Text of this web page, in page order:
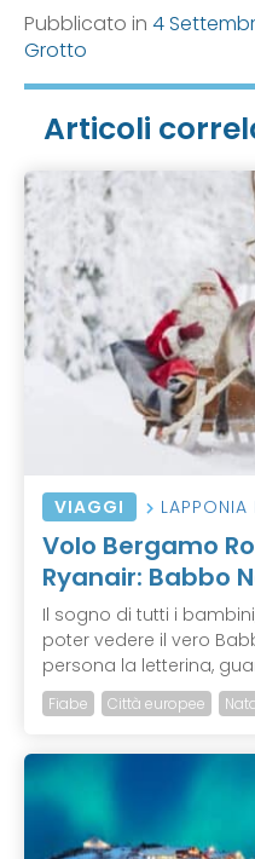
Pubblicato in 4
Grotto
Articoli
VIAGGI LAPPONIA
Volo Bergamo
Ryanair: Babbo
Il sogno di tutti i
poter vedere il vero
persona la letterina,
Fiabe Città europee